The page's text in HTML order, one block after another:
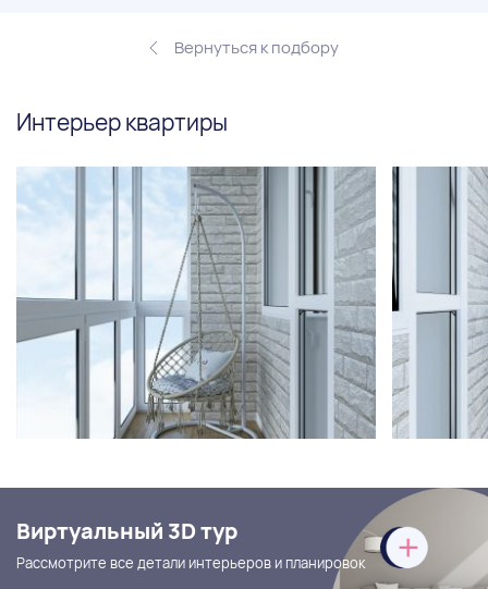
Вернуться к подбору
Интерьер квартиры
Виртуальный 3D тур
Рассмотрите все детали интерьеров и планировок